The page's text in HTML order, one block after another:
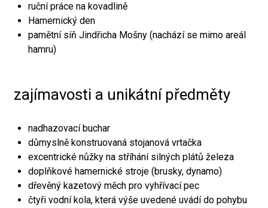
ruční práce na kovadlině
Hamernický den
pamětní síň Jindřicha Mošny (nachází se mimo areál
hamru)
zajímavosti a unikátní předměty
nadhazovací buchar
důmyslně konstruovaná stojanová vrtačka
excentrické nůžky na stříhání silných plátů železa
doplňkové hamernické stroje (brusky, dynamo)
dřevěný kazetový měch pro vyhřívací pec
čtyři vodní kola, která výše uvedené uvádí do pohybu